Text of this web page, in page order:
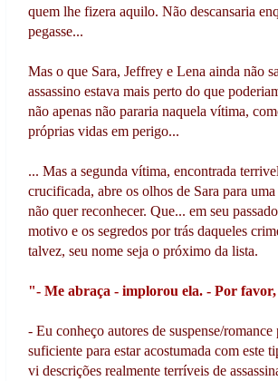
quem lhe fizera aquilo. Não descansaria
pegasse...
Mas o que Sara, Jeffrey e Lena ainda não
assassino estava mais perto do que
não apenas não pararia naquela vítima,
próprias vidas em perigo...
... Mas a segunda vítima, encontrada
crucificada, abre os olhos de Sara para
não quer reconhecer. Que... em seu
motivo e os segredos por trás daqueles
talvez, seu nome seja o próximo da lista.
"- Me abraça - implorou ela. - Por favor,
- Eu conheço autores de suspense/
suficiente para estar acostumada com este
vi descrições realmente terríveis de